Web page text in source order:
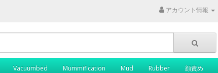
アカウント情報
Vacuumbed Mummification Mud Rubber 顔責め